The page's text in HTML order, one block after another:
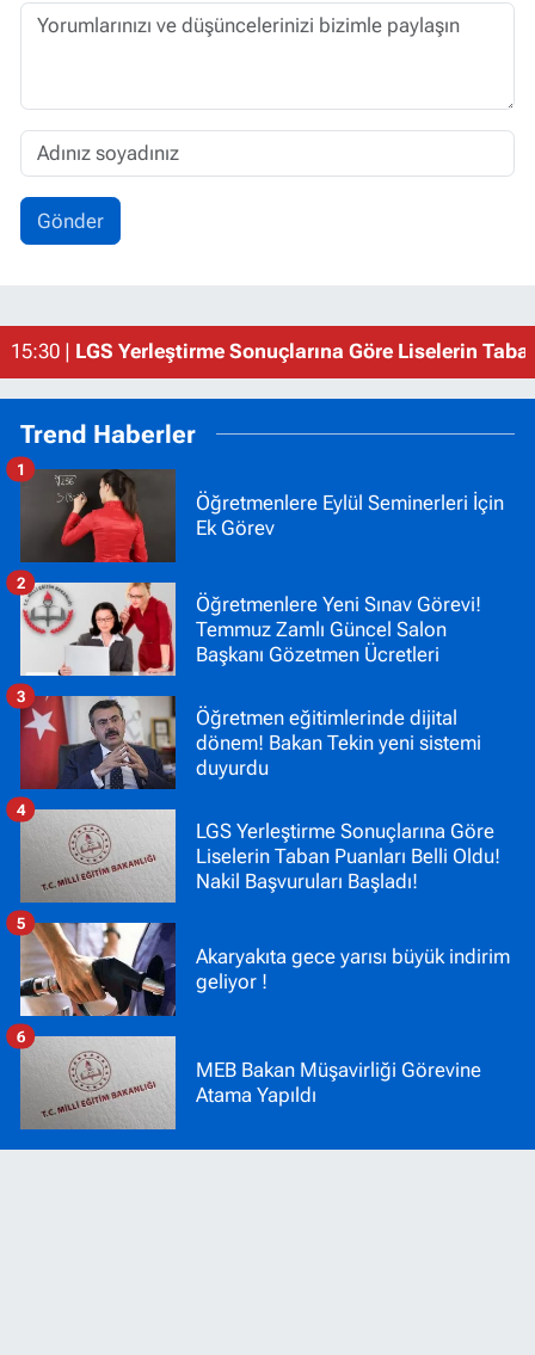
Gönder
15:30 | LGS Yerleştirme Sonuçlarına Göre Liselerin
10:17 |LGS YERLEŞTİRME SONUÇLARI AÇIKLANDI
Trend Haberler
Öğretmenlere Eylül Seminerleri İçin
Ek Görev
1
Öğretmenlere Yeni Sınav Görevi!
Temmuz Zamlı Güncel Salon
Başkanı Gözetmen Ücretleri
2
Öğretmen eğitimlerinde dijital
dönem! Bakan Tekin yeni sistemi
duyurdu
3
LGS Yerleştirme Sonuçlarına Göre
Liselerin Taban Puanları Belli Oldu!
Nakil Başvuruları Başladı!
4
Akaryakıta gece yarısı büyük indirim
geliyor !
5
MEB Bakan Müşavirliği Görevine
Atama Yapıldı
6